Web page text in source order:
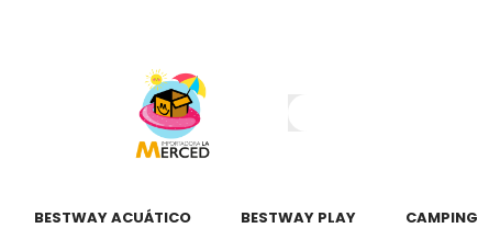
BESTWAY ACUÁTICO BESTWAY PLAY CAMPING